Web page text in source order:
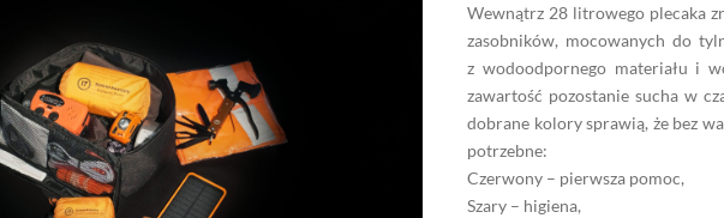
Wewnątrz 28 litrowego plecaka
zasobników, mocowanych do
z wodoodpornego materiału i
zawartość pozostanie sucha w
dobrane kolory sprawią, że bez
potrzebne:
Czerwony – pierwsza pomoc,
Szary – higiena,